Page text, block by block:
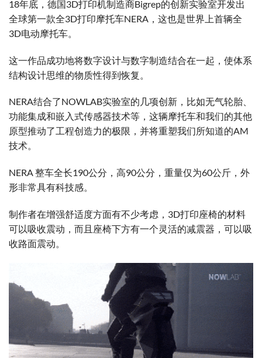
18年底，德国3D打印机制造商Bigrep的创新实验室开发出
全球第一款全3D打印摩托车NERA，这也是世界上首辆全
3D电动摩托车。
这一作品成功地将数字设计与数字制造结合在一起，使体系
结构设计思维的物质性得到恢复。
NERA结合了NOWLAB实验室的几项创新，比如无气轮胎、
功能集成和嵌入式传感器技术等，这辆摩托车和我们的其他
原型推动了工程创造力的极限，并将重塑我们所知道的AM
技术。
NERA 整车全长190公分，高90公分，重量仅为60公斤，外
形非常具有科技感。
制作者在增强舒适度方面有不少考虑，3D打印座椅的材料
可以吸收震动，而且座椅下方有一个灵活的减震器，可以吸
收路面震动。